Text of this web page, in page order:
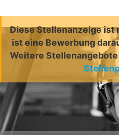
Diese Stellenanzeige ist
ist eine Bewerbung
Weitere